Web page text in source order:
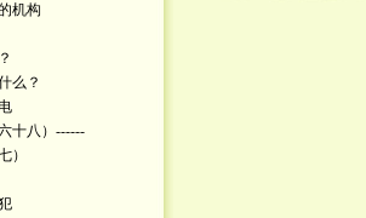
机构
么？
十八）------
）